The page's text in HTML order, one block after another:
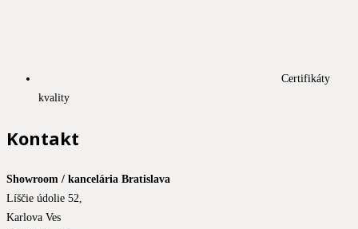
Certifikáty
kvality
Kontakt
Showroom / kancelária Bratislava
Líščie údolie 52,
Karlova Ves